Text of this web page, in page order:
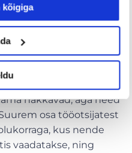
kõigiga
ning ka
parim võimalik
tülinorijatest
hakkavad, aga need
osa tööotsijatest
kus nende
vaadatakse, ning